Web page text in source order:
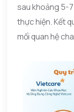
sau khoảng 5-
thực hiện. Kết
mối quan hệ